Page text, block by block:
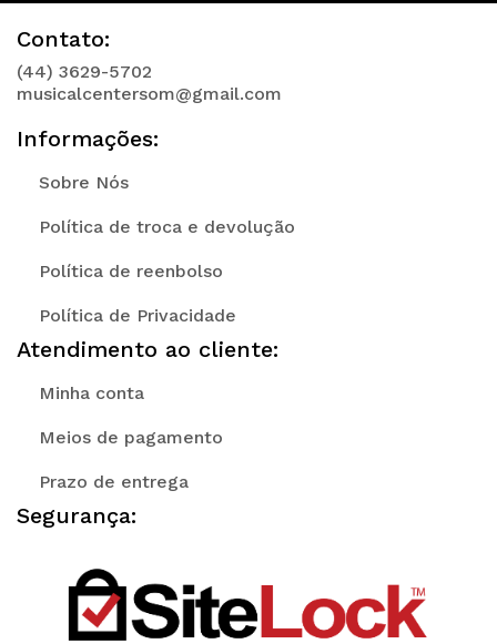
Contato:
(44) 3629-5702
musicalcentersom@gmail.com
Informações:
Sobre Nós
Política de troca e devolução
Política de reenbolso
Política de Privacidade
Atendimento ao cliente:
Minha conta
Meios de pagamento
Prazo de entrega
Segurança: